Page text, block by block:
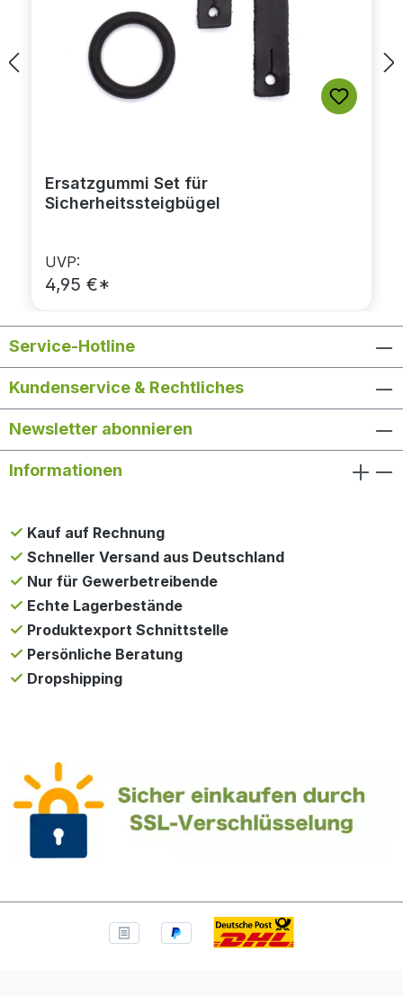
Ersatzgummi Set für
Sicherheitssteigbügel
UVP:
4,95 €*
Service-Hotline
Kundenservice & Rechtliches
Newsletter abonnieren
Informationen
Kauf auf Rechnung
Schneller Versand aus Deutschland
Nur für Gewerbetreibende
Echte Lagerbestände
Produktexport Schnittstelle
Persönliche Beratung
Dropshipping